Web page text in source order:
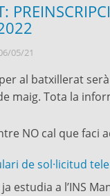
05/21
al batxillerat
maig. Tota la
NO cal que faci
de sol·licitud
estudia a l’INS